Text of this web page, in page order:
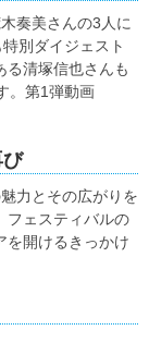
奏美さんの3人に
別ダイジェスト
る清塚信也さんも
。第1弾動画
力とその広がりを
フェスティバルの
を開けるきっかけ